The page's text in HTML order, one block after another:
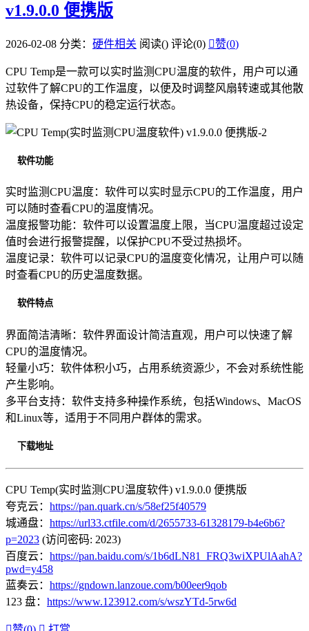
v1.9.0.0 便携版
2026-02-08 分类： 硬件相关 阅读() 评论(0) 赞(0)
CPU Temp是一款可以实时监测CPU温度的软件，用户可以通
过软件了解CPU的工作温度，以便及时调整风扇转速或其他散
热设备，保持CPU的稳定运行状态。
软件功能
实时监测CPU温度：软件可以实时显示CPU的工作温度，用户
可以随时查看CPU的温度情况。
温度报警功能：软件可以设置温度上限，当CPU温度超过设定
值时会进行报警提醒，以保护CPU不受过热损坏。
温度记录：软件可以记录CPU的温度变化情况，让用户可以随
时查看CPU的历史温度数据。
软件特点
界面简洁清晰：软件界面设计简洁直观，用户可以快速了解
CPU的温度情况。
轻量小巧：软件体积小巧，占用系统资源少，不会对系统性能
产生影响。
多平台支持：软件支持多种操作系统，包括Windows、MacOS
和Linux等，适用于不同用户群体的需求。
下载地址
CPU Temp(实时监测CPU温度软件) v1.9.0.0 便携版
夸克云： https://pan.quark.cn/s/58ef25f40579
城通盘： https://url33.ctfile.com/d/2655733-61328179-b4e6b6?
p=2023 (访问密码: 2023)
百度云： https://pan.baidu.com/s/1b6dLN81_FRQ3wiXPUlAahA?
pwd=y458
蓝奏云： https://gndown.lanzoue.com/b00eer9qob
123 盘： https://www.123912.com/s/wszYTd-5rw6d